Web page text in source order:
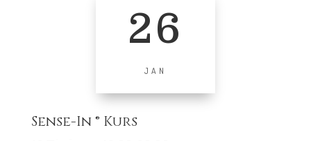
26
JAN
Sense-In ® Kurs